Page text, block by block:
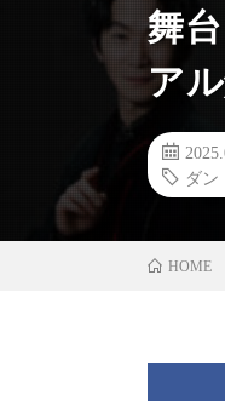
舞
ア
ダン
HOME